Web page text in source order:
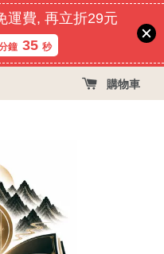
運費, 再立折29元
鐘 34 秒
購物車